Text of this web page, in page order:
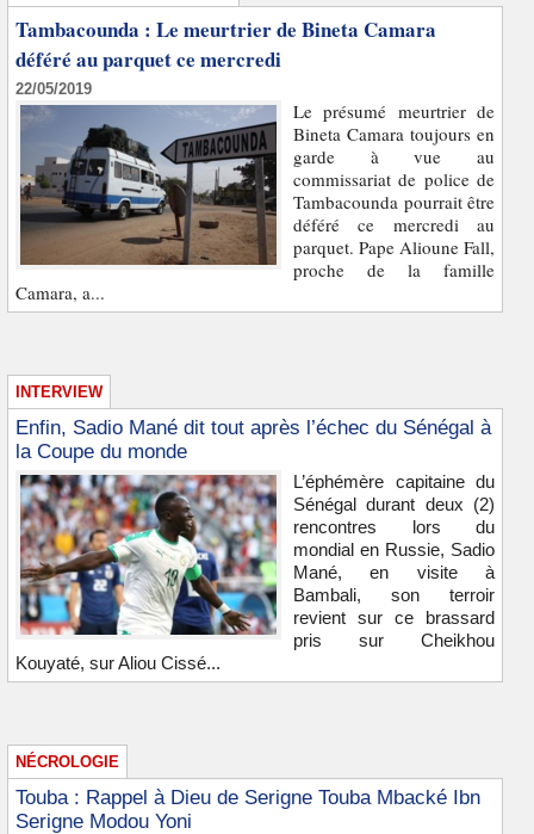
Tambacounda : Le meurtrier de Bineta Camara
déféré au parquet ce mercredi
22/05/2019
Le présumé meurtrier de
Bineta Camara toujours en
garde à vue au
commissariat de police de
Tambacounda pourrait être
déféré ce mercredi au
parquet. Pape Alioune Fall,
proche de la famille
Camara, a...
INTERVIEW
Enfin, Sadio Mané dit tout après l’échec du Sénégal à
la Coupe du monde
L’éphémère capitaine du
Sénégal durant deux (2)
rencontres lors du
mondial en Russie, Sadio
Mané, en visite à
Bambali, son terroir
revient sur ce brassard
pris sur Cheikhou
Kouyaté, sur Aliou Cissé...
NÉCROLOGIE
Touba : Rappel à Dieu de Serigne Touba Mbacké Ibn
Serigne Modou Yoni